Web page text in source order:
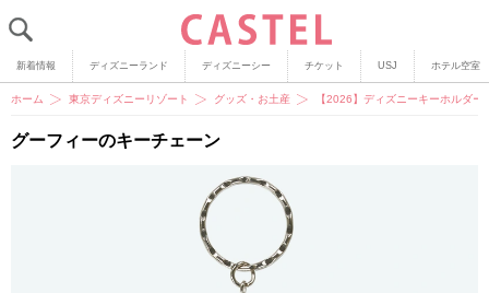
新着情報 ディズニーランド ディズニーシー チケット USJ ホテル空室
ホーム 東京ディズニーリゾート グッズ・お土産 【2026】ディズニーキーホルダ
グーフィーのキーチェーン